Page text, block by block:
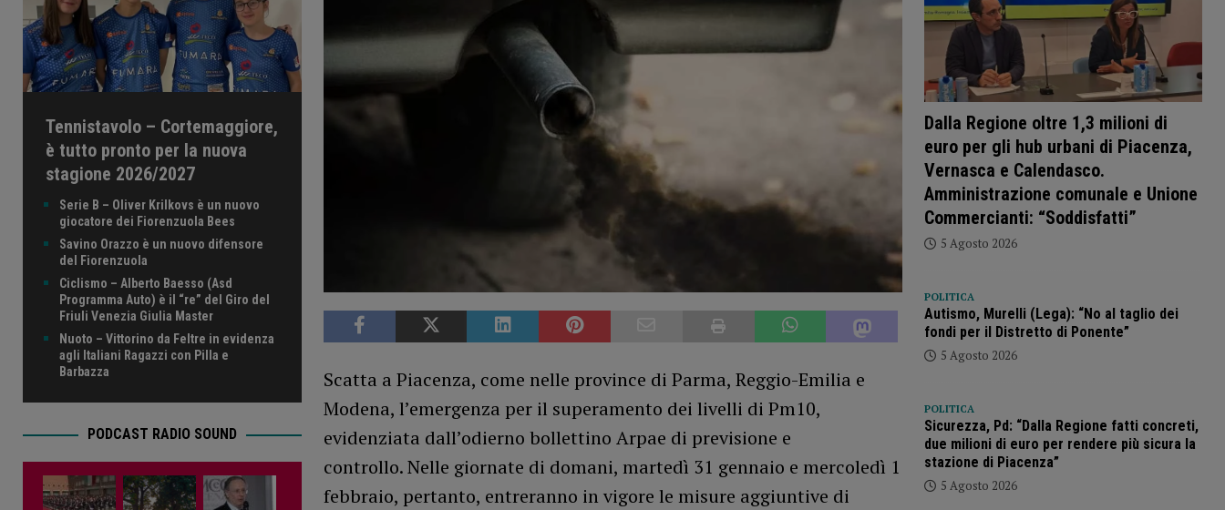
Scatta a Piacenza, come nelle province di Parma, Reggio-Emilia e
Modena, l’emergenza per il superamento dei livelli di Pm10,
evidenziata dall’odierno bollettino Arpae di previsione e
controllo. Nelle giornate di domani, martedì 31 gennaio e mercoledì 1
febbraio, pertanto, entreranno in vigore le misure aggiuntive di
Tennistavolo – Cortemaggiore,
è tutto pronto per la nuova
stagione 2026/2027
Serie B – Oliver Krilkovs è un nuovo
giocatore dei Fiorenzuola Bees
Savino Orazzo è un nuovo difensore
del Fiorenzuola
Ciclismo – Alberto Baesso (Asd
Programma Auto) è il “re” del Giro del
Friuli Venezia Giulia Master
Nuoto – Vittorino da Feltre in evidenza
agli Italiani Ragazzi con Pilla e
Barbazza
PODCAST RADIO SOUND
Dalla Regione oltre 1,3 milioni di
euro per gli hub urbani di Piacenza,
Vernasca e Calendasco.
Amministrazione comunale e Unione
Commercianti: “Soddisfatti”
5 Agosto 2026
POLITICA
Autismo, Murelli (Lega): “No al taglio dei
fondi per il Distretto di Ponente”
5 Agosto 2026
POLITICA
Sicurezza, Pd: “Dalla Regione fatti concreti,
due milioni di euro per rendere più sicura la
stazione di Piacenza”
5 Agosto 2026